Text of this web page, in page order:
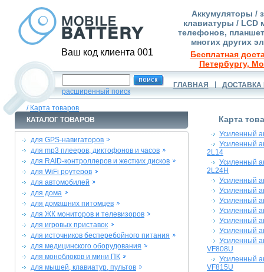
Ваш код клиента 001
Аккумуляторы /
клавиатуры / LCD
телефонов,
многих других
Бесплатная
Петербургу,
расширенный поиск
ГЛАВНАЯ ДОСТАВКА
/ Карта товаров
КАТАЛОГ ТОВАРОВ
для GPS-навигаторов
для mp3 плееров, диктофонов и часов
для RAID-контроллеров и жестких дисков
для WiFi роутеров
для автомобилей
для дома
для домашних питомцев
для ЖК мониторов и телевизоров
для игровых приставок
для источников бесперебойного питания
для медицинского оборудования
для моноблоков и мини ПК
для мышей, клавиатур, пультов
Карта
Усиленный
Усиленный
2L14
Усиленный
2L24H
Усиленный
Усиленный
Усиленный
Усиленный
Усиленный
Усиленный
Усиленный
VF808U
Усиленный
VF815U